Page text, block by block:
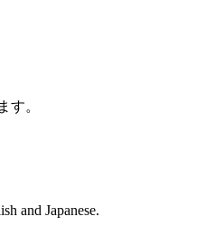
す。
and Japanese.